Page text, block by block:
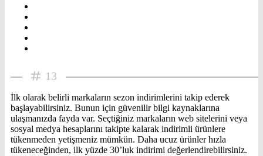
13
İlk olarak belirli markaların sezon indirimlerini takip ederek
başlayabilirsiniz. Bunun için güvenilir bilgi kaynaklarına
ulaşmanızda fayda var. Seçtiğiniz markaların web sitelerini veya
sosyal medya hesaplarını takipte kalarak indirimli ürünlere
tükenmeden yetişmeniz mümkün. Daha ucuz ürünler hızla
tükeneceğinden, ilk yüzde 30’luk indirimi değerlendirebilirsiniz.